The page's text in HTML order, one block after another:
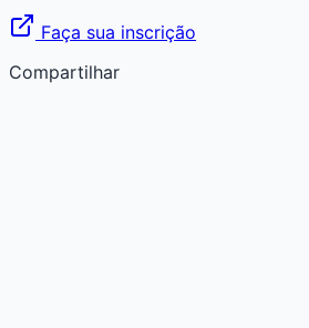
Faça sua inscrição
Compartilhar